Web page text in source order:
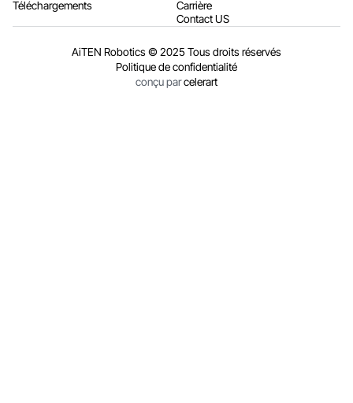
Téléchargements
Carrière
Contact US
AiTEN Robotics © 2025 Tous droits réservés
Politique de confidentialité
conçu parcelerart